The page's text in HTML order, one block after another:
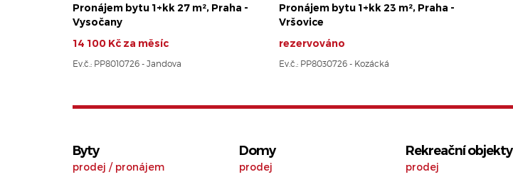
Pronájem bytu 1+kk 27 m², Praha -
Vysočany
14 100 Kč za měsíc
Ev.č.: PP8010726 - Jandova
Pronájem bytu 1+kk 23 m², Praha -
Vršovice
rezervováno
Ev.č.: PP8030726 - Kozácká
Byty
prodej / pronájem
Domy
prodej
Rekreační objekty
prodej